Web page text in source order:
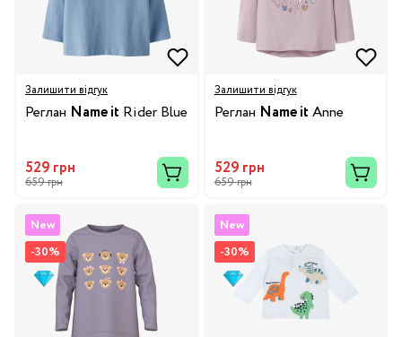
Залишити відгук
Реглан Name it Rider Blue
529 грн
659 грн
Залишити відгук
Реглан Name it Anne
529 грн
659 грн
New
-30%
New
-30%